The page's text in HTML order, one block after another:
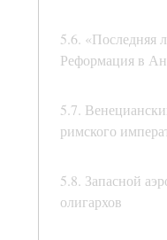
5.6. «Последняя
Реформация в
5.7.
римского
5.8. Запасной
олигархов